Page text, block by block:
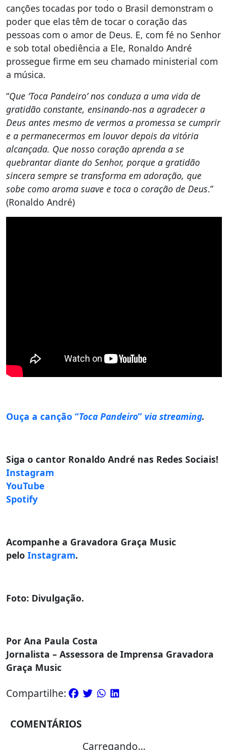
canções tocadas por todo o Brasil demonstram o
poder que elas têm de tocar o coração das
pessoas com o amor de Deus. E, com fé no Senhor
e sob total obediência a Ele, Ronaldo André
prossegue firme em seu chamado ministerial com
a música.
“Que ‘Toca Pandeiro’ nos conduza a uma vida de
gratidão constante, ensinando-nos a agradecer a
Deus antes mesmo de vermos a promessa se cumprir
e a permanecermos em louvor depois da vitória
alcançada. Que nosso coração aprenda a se
quebrantar diante do Senhor, porque a gratidão
sincera sempre se transforma em adoração, que
sobe como aroma suave e toca o coração de Deus.”
(Ronaldo André)
Ouça a canção “Toca Pandeiro” via streaming.
Siga o cantor Ronaldo André nas Redes Sociais!
Instagram
YouTube
Spotify
Acompanhe a Gravadora Graça Music
pelo Instagram.
Foto: Divulgação.
Por Ana Paula Costa
Jornalista – Assessora de Imprensa Gravadora
Graça Music
Compartilhe:
COMENTÁRIOS
Carregando...